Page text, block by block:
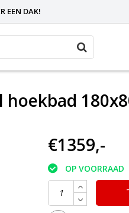
EEN DAK!
€1359,-
OP VOORRAAD